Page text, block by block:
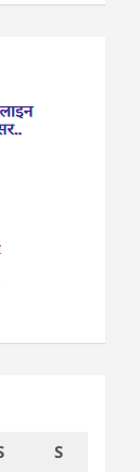
S